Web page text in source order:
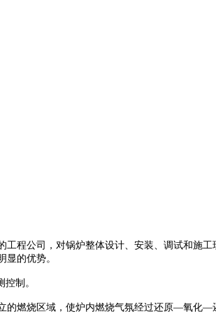
程公司，对锅炉整体设计、安装、调试和施
的优势。
制。
的燃烧区域，使炉内燃烧气氛经过还原—氧化—